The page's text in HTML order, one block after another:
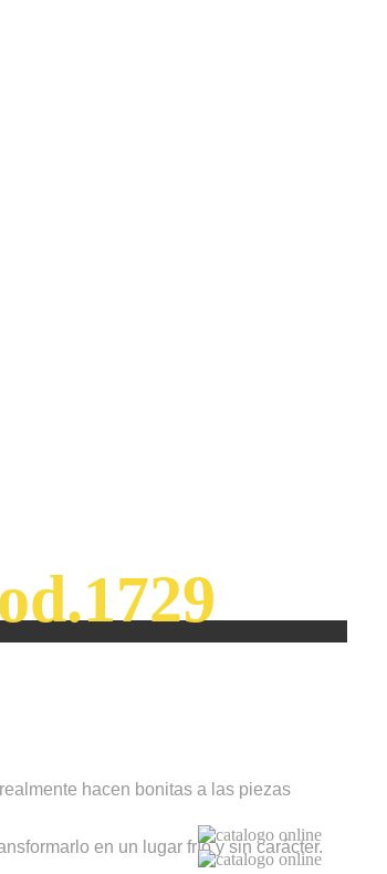
hacen bonitas a las piezas
en un lugar frío y sin carácter.